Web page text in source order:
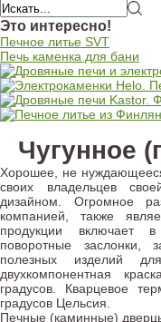
Это интересно!
Печное литье SVT
Печь каменка для бани
Чугунное
Хорошее, не
своих владельцев
дизайном. Огромное
компанией, также
продукции включает
поворотные заслонки,
полезных изделий
двухкомпонентная
градусов. Кварцевое
градусов Цельсия.
Печные (каминные)